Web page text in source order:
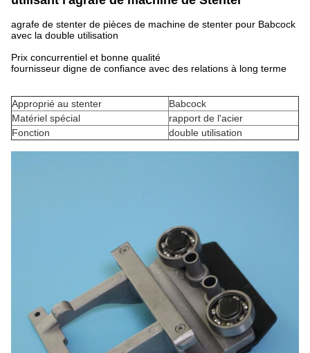
agrafe de stenter de pièces de machine de stenter pour Babcock
avec la double utilisation
Prix concurrentiel et bonne qualité
fournisseur digne de confiance avec des relations à long terme
Approprié au stenter
Babcock
Matériel spécial
rapport de l'acier
Fonction
double utilisation